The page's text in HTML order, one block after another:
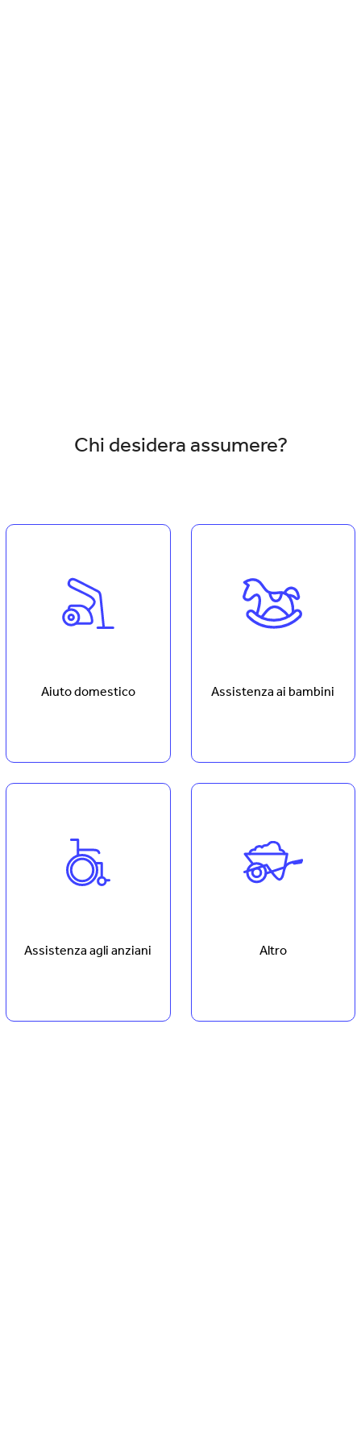
Chi desidera assumere?
Aiuto domestico Assistenza ai bambini
Assistenza agli anziani Altro